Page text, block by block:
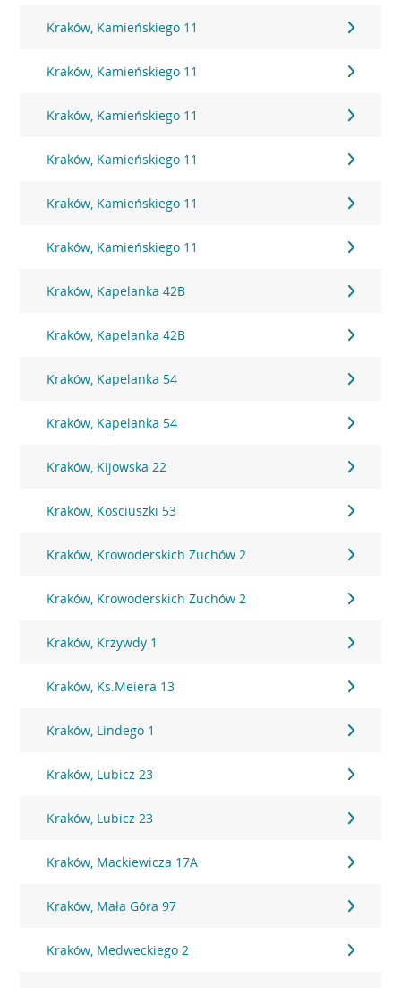
Kraków, Kamieńskiego 11
Kraków, Kamieńskiego 11
Kraków, Kamieńskiego 11
Kraków, Kamieńskiego 11
Kraków, Kamieńskiego 11
Kraków, Kamieńskiego 11
Kraków, Kapelanka 42B
Kraków, Kapelanka 42B
Kraków, Kapelanka 54
Kraków, Kapelanka 54
Kraków, Kijowska 22
Kraków, Kościuszki 53
Kraków, Krowoderskich Zuchów 2
Kraków, Krowoderskich Zuchów 2
Kraków, Krzywdy 1
Kraków, Ks.Meiera 13
Kraków, Lindego 1
Kraków, Lubicz 23
Kraków, Lubicz 23
Kraków, Mackiewicza 17A
Kraków, Mała Góra 97
Kraków, Medweckiego 2